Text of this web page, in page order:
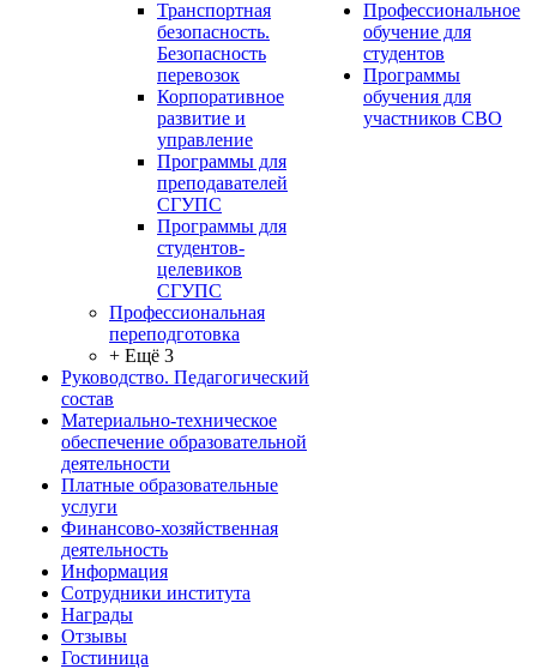
Транспортная
безопасность.
Безопасность
перевозок
Корпоративное
развитие и
управление
Программы для
преподавателей
СГУПС
Программы для
студентов-
целевиков
СГУПС
Профессиональная
переподготовка
+ Ещё 3
Руководство. Педагогический
состав
Материально-техническое
обеспечение образовательной
деятельности
Платные образовательные
услуги
Финансово-хозяйственная
деятельность
Информация
Сотрудники института
Награды
Отзывы
Гостиница
Профессиональное
обучение для
студентов
Программы
обучения для
участников СВО